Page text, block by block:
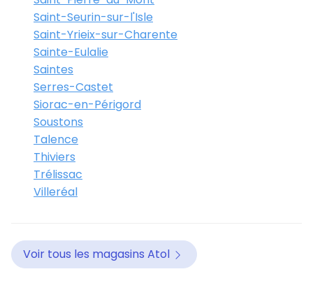
Saint-Seurin-sur-l'Isle
Saint-Yrieix-sur-Charente
Sainte-Eulalie
Saintes
Serres-Castet
Siorac-en-Périgord
Soustons
Talence
Thiviers
Trélissac
Villeréal
Voir tous les magasins Atol